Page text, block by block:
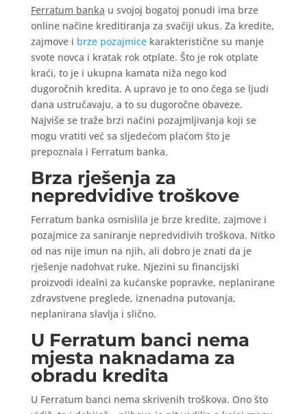
Ferratum banka u svojoj bogatoj ponudi ima brze
online načine kreditiranja za svačiji ukus. Za kredite,
zajmove i brze pozajmicekarakteristične su manje
svote novca i kratak rok otplate. Što je rok otplate
kraći, to je i ukupna kamata niža nego kod
dugoročnih kredita. A upravo je to ono čega se ljudi
dana ustručavaju, a to su dugoročne obaveze.
Najviše se traže brzi načini pozajmljivanja koji se
mogu vratiti već sa sljedećom plaćom što je
prepoznala i Ferratum banka.
Brza rješenja za
nepredvidive troškove
Ferratum banka osmislila je brze kredite, zajmove i
pozajmice za saniranje nepredvidivih troškova. Nitko
od nas nije imun na njih, ali dobro je znati da je
rješenje nadohvat ruke. Njezini su financijski
proizvodi idealni za kućanske popravke, neplanirane
zdravstvene preglede, iznenadna putovanja,
neplanirana slavlja i slično.
U Ferratum banci nema
mjesta naknadama za
obradu kredita
U Ferratum banci nema skrivenih troškova. Ono što